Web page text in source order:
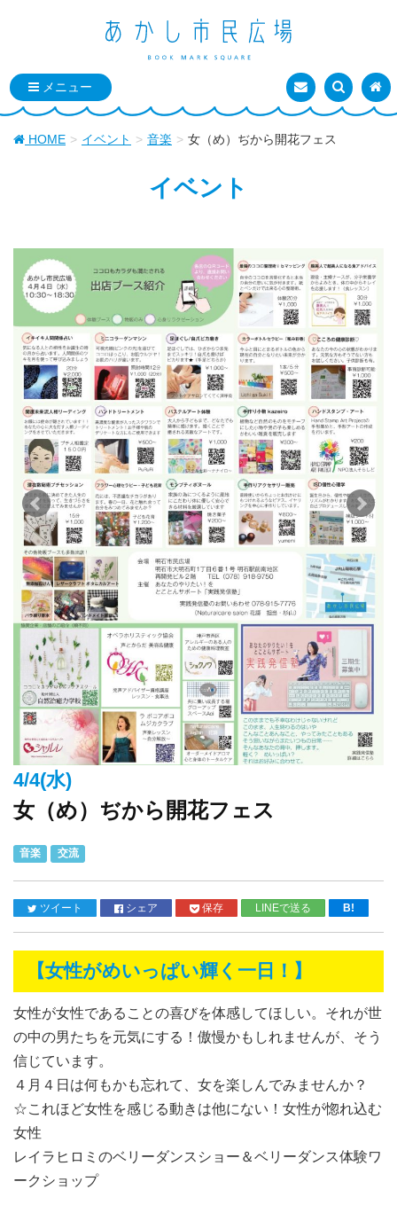
お問い合わせ
検索を表
ト
HOME イベント 音楽 女（め）ぢから開花フェス
イベント
4/4(水)
女（め）ぢから開花フェス
音楽 交流
ツイート シェア 保存 LINEで送る B!
【女性がめいっぱい輝く一日！】
女性が女性であることの喜びを体感してほしい。それが世
の中の男たちを元気にする！傲慢かもしれませんが、そう
信じています。
４月４日は何もかも忘れて、女を楽しんでみませんか？
☆これほど女性を感じる動きは他にない！女性が惚れ込む
女性
レイラヒロミのベリーダンスショー＆ベリーダンス体験ワ
ークショップ